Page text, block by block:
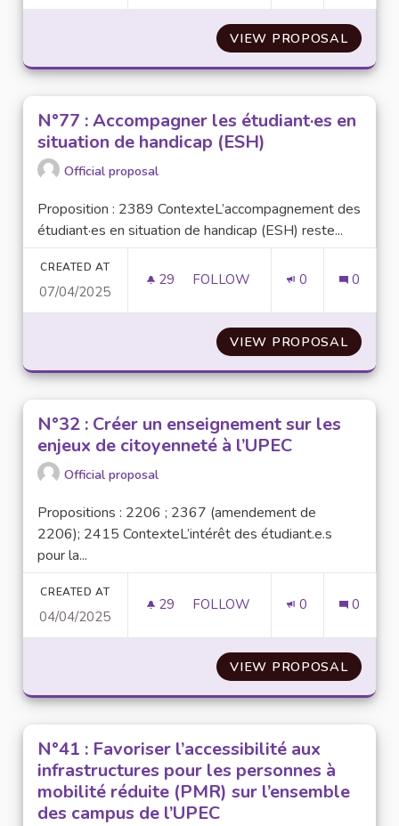
VIEW PROPOSALN°43 :
N°77 : Accompagner les étudiant·es en
situation de handicap (ESH)
Official proposal
Proposition : 2389 ContexteL’accompagnement des
étudiant·es en situation de handicap (ESH) reste...
CREATED AT
07/04/2025
29 29 FOLLOWERS
FOLLOW 0 0
VIEW PROPOSALN°77 :
N°32 : Créer un enseignement sur les
enjeux de citoyenneté à l’UPEC
Official proposal
Propositions : 2206 ; 2367 (amendement de
2206); 2415 ContexteL’intérêt des étudiant.e.s
pour la...
CREATED AT
04/04/2025
29 29 FOLLOWERS
FOLLOW 0 0
VIEW PROPOSALN°32 :
N°41 : Favoriser l’accessibilité aux
infrastructures pour les personnes à
mobilité réduite (PMR) sur l’ensemble
des campus de l’UPEC